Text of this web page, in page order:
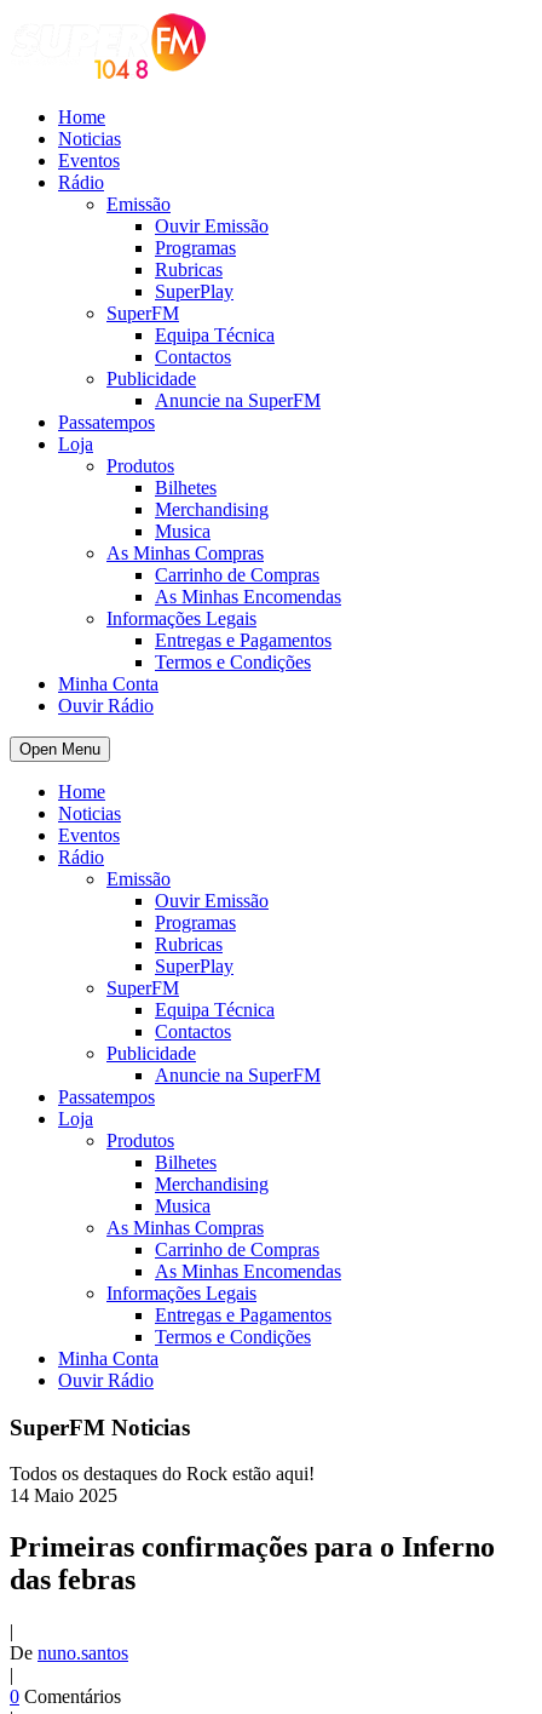
Home
Noticias
Eventos
Rádio
Emissão
Ouvir Emissão
Programas
Rubricas
SuperPlay
SuperFM
Equipa Técnica
Contactos
Publicidade
Anuncie na SuperFM
Passatempos
Loja
Produtos
Bilhetes
Merchandising
Musica
As Minhas Compras
Carrinho de Compras
As Minhas Encomendas
Informações Legais
Entregas e Pagamentos
Termos e Condições
Minha Conta
Ouvir Rádio
Open Menu
Home
Noticias
Eventos
Rádio
Emissão
Ouvir Emissão
Programas
Rubricas
SuperPlay
SuperFM
Equipa Técnica
Contactos
Publicidade
Anuncie na SuperFM
Passatempos
Loja
Produtos
Bilhetes
Merchandising
Musica
As Minhas Compras
Carrinho de Compras
As Minhas Encomendas
Informações Legais
Entregas e Pagamentos
Termos e Condições
Minha Conta
Ouvir Rádio
SuperFM Noticias
Todos os destaques do Rock estão aqui!
14 Maio 2025
Primeiras confirmações para o Inferno
das febras
|
De nuno.santos
|
0 Comentários